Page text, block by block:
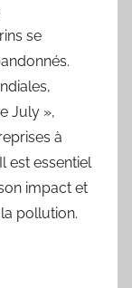
se
July »,
à
est essentiel
impact et
pollution.